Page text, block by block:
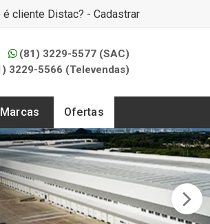
é cliente Distac? - Cadastrar
(81) 3229-5577 (SAC)
3229-5566 (Televendas)
Marcas Ofertas